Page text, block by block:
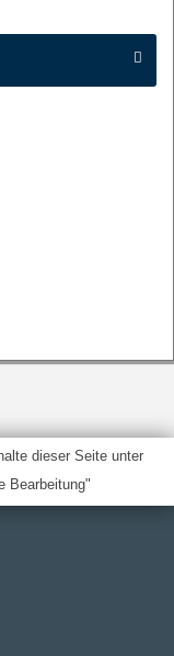
dieser Seite unter